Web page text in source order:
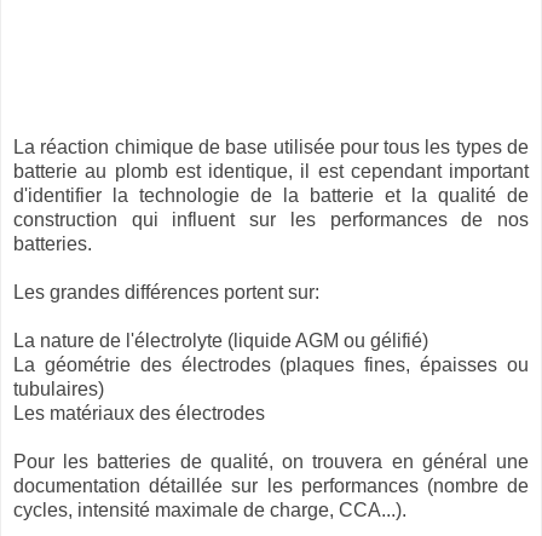
La réaction chimique de base utilisée pour tous les types de
batterie au plomb est identique, il est cependant important
d'identifier la technologie de la batterie et la qualité de
construction qui influent sur les performances de nos
batteries.
Les grandes différences portent sur:
La nature de l'électrolyte (liquide AGM ou gélifié)
La géométrie des électrodes (plaques fines, épaisses ou
tubulaires)
Les matériaux des électrodes
Pour les batteries de qualité, on trouvera en général une
documentation détaillée sur les performances (nombre de
cycles, intensité maximale de charge, CCA...).